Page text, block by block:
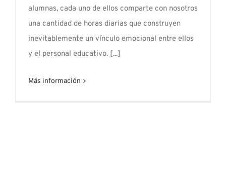
alumnas, cada uno de ellos comparte con nosotros
una cantidad de horas diarias que construyen
inevitablemente un vínculo emocional entre ellos
y el personal educativo. [...]
Más información